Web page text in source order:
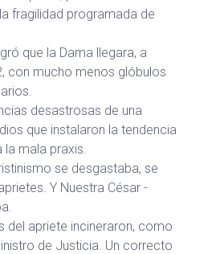
fragilidad programada de
que la Dama llegara, a
con mucho menos glóbulos
desastrosas de una
que instalaron la tendencia
la mala praxis.
se desgastaba, se
Y Nuestra César -
del apriete incineraron, como
de Justicia. Un correcto